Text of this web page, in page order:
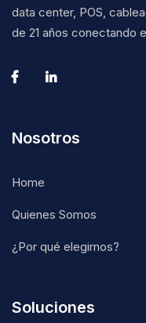
data center, POS,
de 21 años conectando
Nosotros
Home
Quienes Somos
¿Por qué elegirnos?
Soluciones